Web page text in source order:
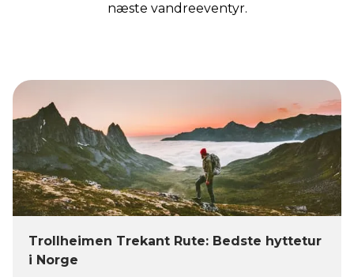
næste vandreeventyr.
Trollheimen Trekant Rute: Bedste hyttetur
i Norge